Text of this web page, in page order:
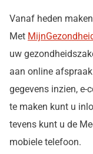
Vanaf heden
Met
uw
aan online
gegevens inzien, e-
te maken kunt u
tevens kunt u de
mobiele telefoon.